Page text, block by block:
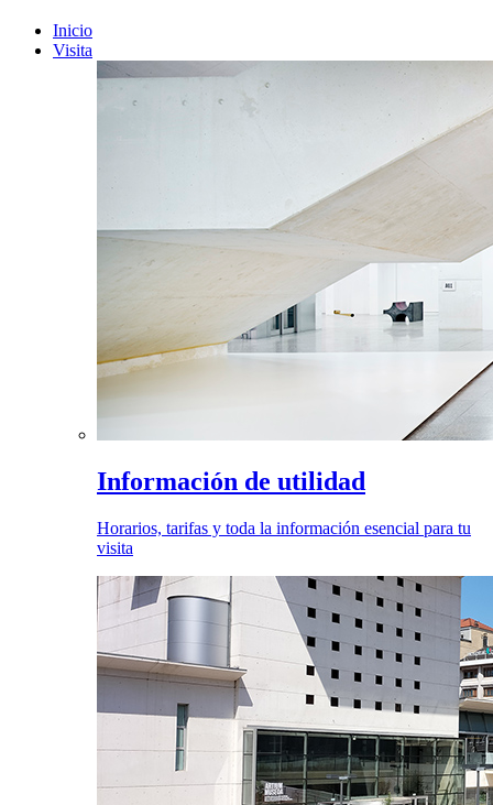
Inicio
Visita
Información de utilidad
Horarios, tarifas y toda la información esencial para tu
visita